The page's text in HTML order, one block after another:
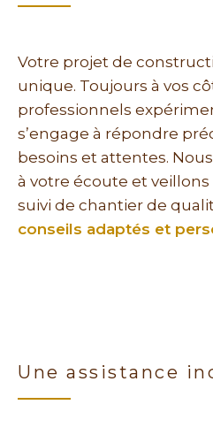
Votre projet de
unique. Toujours à vos
professionnels
s’engage à répondre
besoins et attentes.
à votre écoute et
suivi de chantier de
conseils adaptés et
Une assistance